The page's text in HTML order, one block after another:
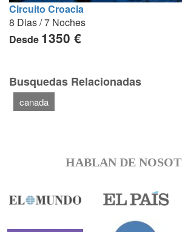
Circuito Croacia
8 Dias / 7 Noches
Desde 1350 €
Busquedas Relacionadas
canada
HABLAN DE